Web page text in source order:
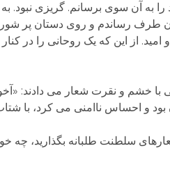
به آن سوی برسانم. گریزی نبود.
آن طرف رساندم و روی دستان پر
از این که یک روحانی را در
خشم و نقرت شعار می دادند:
بود و احساس ناامنی می کرد، با
سلطنت طلبانه بگذارید، چه